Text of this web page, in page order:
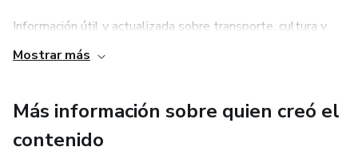
Información útil y actualizada sobre transporte, cultura y
gastronomía.
Compatible con cualquier dispositivo móvil.
Mostrar más
Más información sobre quien creó el
contenido